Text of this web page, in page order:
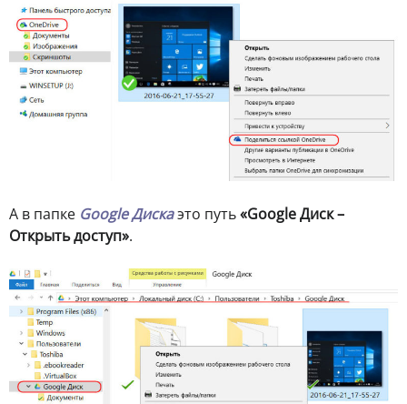
А в папке Google Дискаэто путь«Google Диск –
Открыть доступ».